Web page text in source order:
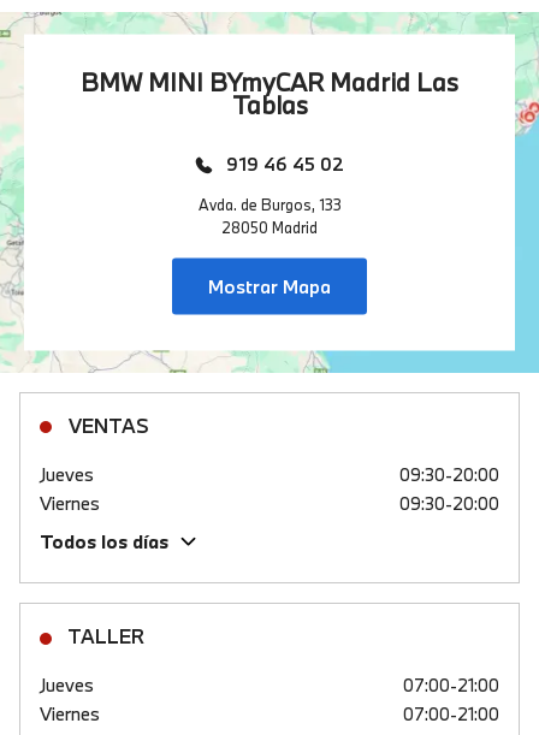
VENTAS
Jueves 09:30-20:00
Viernes 09:30-20:00
Todos los días
TALLER
Jueves 07:00-21:00
Viernes 07:00-21:00
BMW MINI BYmyCAR Madrid Las
Tablas
919 46 45 02
Avda. de Burgos, 133
28050 Madrid
Mostrar Mapa